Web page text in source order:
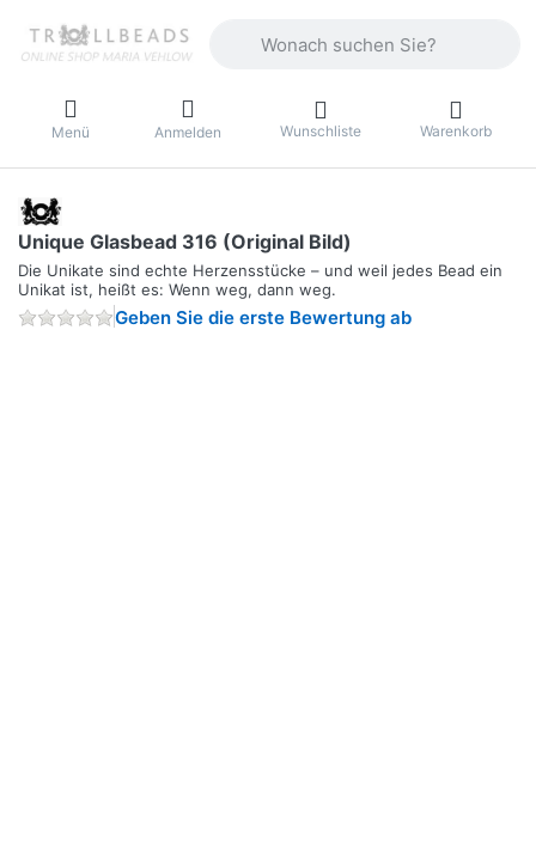
Menü Anmelden Wunschliste Warenkorb
Unique Glasbead 316 (Original Bild)
Die Unikate sind echte Herzensstücke – und weil jedes Bead ein
Unikat ist, heißt es: Wenn weg, dann weg.
Geben Sie die erste Bewertung ab